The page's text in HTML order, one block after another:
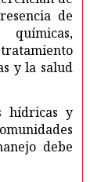
de
y la salud
hídricas y
debe